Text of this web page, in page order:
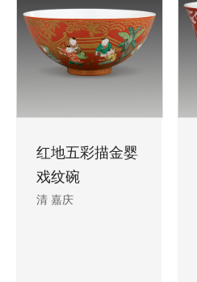
红地五彩描金婴
戏纹碗
清 嘉庆